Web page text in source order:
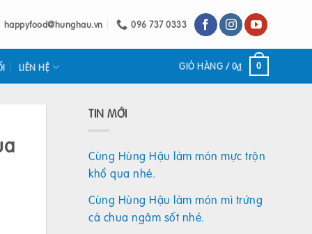
happyfood@hunghau.vn 096 737 0333
LIÊN HỆ GIỎ HÀNG /0₫ 0
TIN MỚI
Cùng Hùng Hậu làm món mực trộn
khổ qua nhé.
Cùng Hùng Hậu làm món mì trứng
cà chua ngâm sốt nhé.